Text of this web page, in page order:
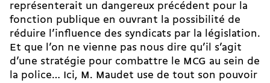
représenterait un dangereux précédent pour la
fonction publique en ouvrant la possibilité de
réduire l’influence des syndicats par la législation.
Et que l’on ne vienne pas nous dire qu’il s’agit
d’une stratégie pour combattre le MCG au sein de
la police… Ici, M. Maudet use de tout son pouvoir